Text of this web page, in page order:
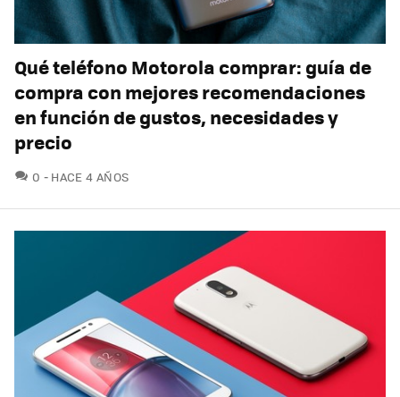
Qué teléfono Motorola comprar: guía de
compra con mejores recomendaciones
en función de gustos, necesidades y
precio
0 COMENTARIOS
HACE 4 AÑOS